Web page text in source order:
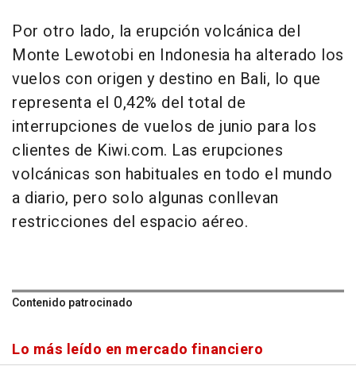
Por otro lado, la erupción volcánica del
Monte Lewotobi en Indonesia ha alterado los
vuelos con origen y destino en Bali, lo que
representa el 0,42% del total de
interrupciones de vuelos de junio para los
clientes de Kiwi.com. Las erupciones
volcánicas son habituales en todo el mundo
a diario, pero solo algunas conllevan
restricciones del espacio aéreo.
Contenido patrocinado
Lo más leído en mercado financiero